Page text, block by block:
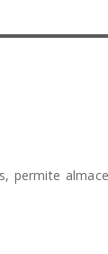
permite